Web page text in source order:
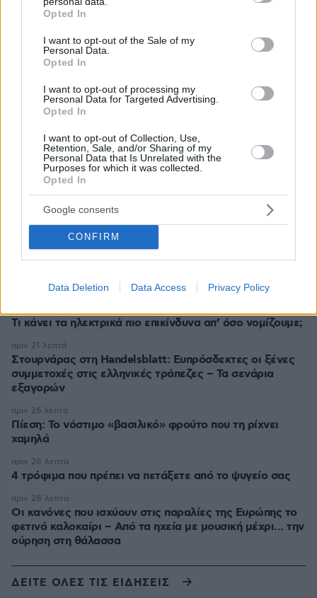
grant or deny consent to Google and its third-party tags to
use your data for below specified purposes in below Google
consent section.
Opted In
I want to opt-out of the Sale of my
Personal Data.
Opted In
I want to opt-out of processing my
Personal Data for Targeted Advertising.
Opted In
I want to opt-out of Collection, Use,
Retention, Sale, and/or Sharing of my
Personal Data that Is Unrelated with the
Purposes for which it was collected.
Opted In
Google consents
CONFIRM
Data Deletion Data Access Privacy Policy
Ειδήσεις
Η Άννα Βίσση απόλαυσε μπάντα που έπαιξε Τσιτσάνη σε
δρόμο στο Φισκάρδο, δείτε βίντεο
πριν 7 λεπτά
Από τη Χαλκιδική μέχρι την Κρήτη: 51 βουτιές για το
φετινό καλοκαίρι
πριν 8 λεπτά
«Ρήτρα διαφυγής» για την Ενέργεια: Η Ελλάδα πληρώνει
€1 δισ. για να θωρακιστεί απέναντι σε μια νέα κρίση
πριν 12 λεπτά
Πέντε λόγοι που η Kelly Rutherford έχει την πιο κομψή
καλοκαιρινή γκαρνταρόμπα
πριν 13 λεπτά
το λιμάνι της Κέρκυρας λόγω μηχανικής βλάβης
πριν 17 λεπτά
Τι κάνει τα ηλεκτρικά πιο επικίνδυνα απ’ όσο νομίζουμε;
Στουρνάρας στη Handelsblatt: Ευπρόσδεκτες οι ξένες
συμμετοχές στις ελληνικές τράπεζες – Τα σενάρια
εξαγορών
πριν 21 λεπτά
Πίεση: Το νόστιμο «βασιλικό» φρούτο που τη ρίχνει
χαμηλά
πριν 26 λεπτά
4 τρόφιμα που πρέπει να πετάξετε από το ψυγείο σας
πριν 28 λεπτά
Οι κανόνες που ισχύουν στις παραλίες της Ευρώπης το
φετινό καλοκαίρι – Από τα ηχεία με μουσική μέχρι… την
ούρηση στη θάλασσα
πριν 28 λεπτά
ΔΕΙΤΕ ΟΛΕΣ ΤΙΣ ΕΙΔΗΣΕΙΣ